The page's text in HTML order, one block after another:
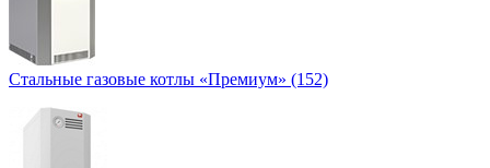
Стальные газовые котлы «Премиум» (152)